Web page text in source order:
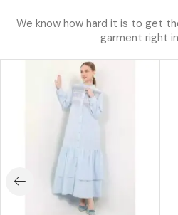
We know how hard it is to get
garment right